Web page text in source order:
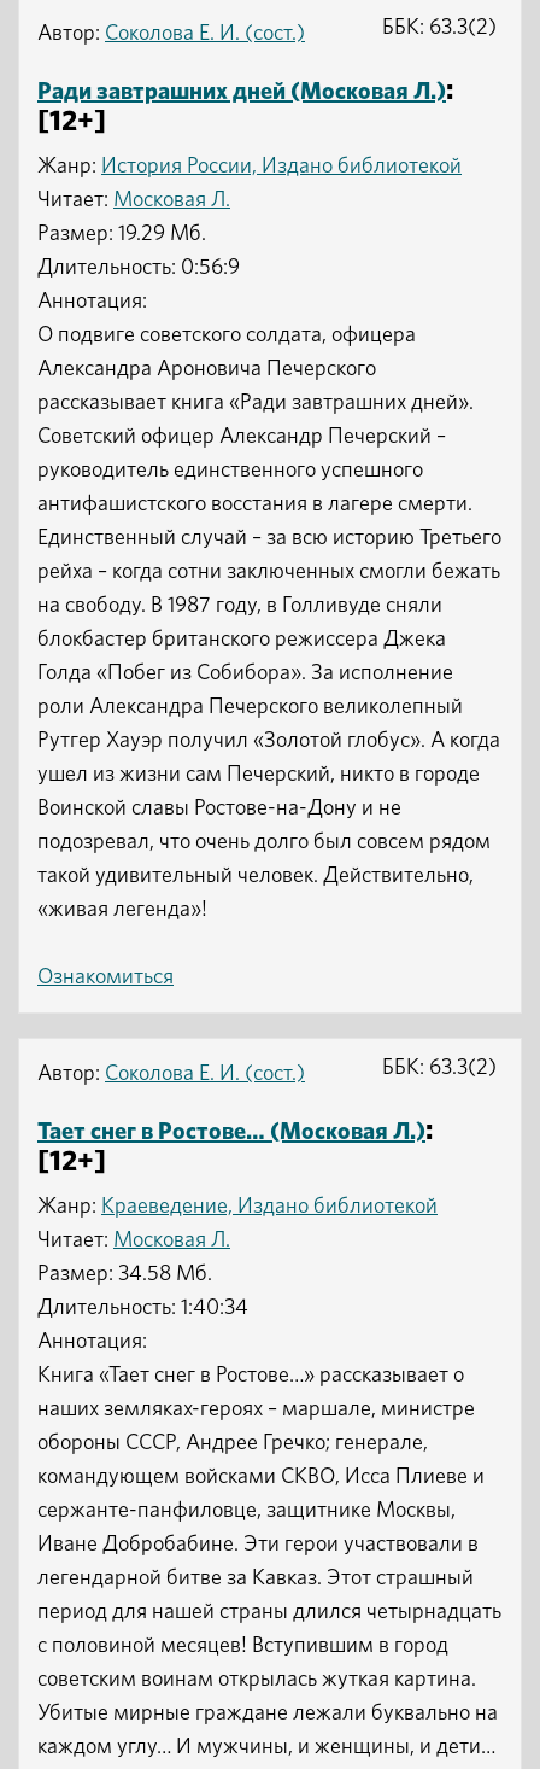
Автор: Соколова Е. И. (сост.)
Ради завтрашних дней (Московая Л.):
[12+]
Жанр: История России, Издано библиотекой
Читает: Московая Л.
ББК: 63.3(2)
Размер: 19.29 Мб.
Длительность: 0:56:9
Аннотация:
О подвиге советского солдата, офицера
Александра Ароновича Печерского
рассказывает книга «Ради завтрашних дней».
Советский офицер Александр Печерский –
руководитель единственного успешного
антифашистского восстания в лагере смерти.
Единственный случай – за всю историю Третьего
рейха – когда сотни заключенных смогли бежать
на свободу. В 1987 году, в Голливуде сняли
блокбастер британского режиссера Джека
Голда «Побег из Собибора». За исполнение
роли Александра Печерского великолепный
Рутгер Хауэр получил «Золотой глобус». А когда
ушел из жизни сам Печерский, никто в городе
Воинской славы Ростове-на-Дону и не
подозревал, что очень долго был совсем рядом
такой удивительный человек. Действительно,
«живая легенда»!
Ознакомиться
Автор: Соколова Е. И. (сост.)
Тает снег в Ростове… (Московая Л.):
[12+]
Жанр: Краеведение, Издано библиотекой
Читает: Московая Л.
ББК: 63.3(2)
Размер: 34.58 Мб.
Длительность: 1:40:34
Аннотация:
Книга «Тает снег в Ростове…» рассказывает о
наших земляках-героях – маршале, министре
обороны СССР, Андрее Гречко; генерале,
командующем войсками СКВО, Исса Плиеве и
сержанте-панфиловце, защитнике Москвы,
Иване Добробабине. Эти герои участвовали в
легендарной битве за Кавказ. Этот страшный
период для нашей страны длился четырнадцать
с половиной месяцев! Вступившим в город
советским воинам открылась жуткая картина.
Убитые мирные граждане лежали буквально на
каждом углу… И мужчины, и женщины, и дети…